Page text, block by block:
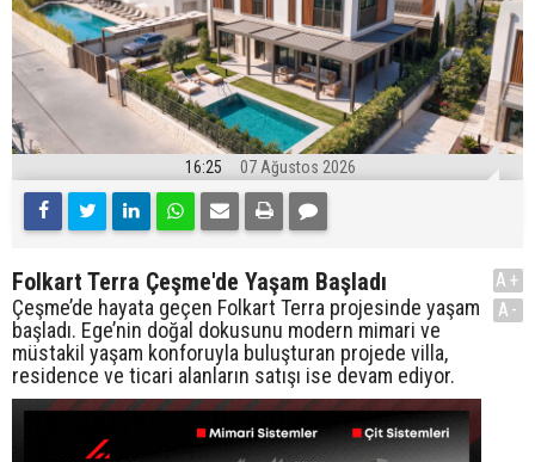
16:25 07 Ağustos 2026
Folkart Terra Çeşme'de Yaşam Başladı
Çeşme’de hayata geçen Folkart Terra projesinde yaşam
başladı. Ege’nin doğal dokusunu modern mimari ve
müstakil yaşam konforuyla buluşturan projede villa,
residence ve ticari alanların satışı ise devam ediyor.
A+
A-